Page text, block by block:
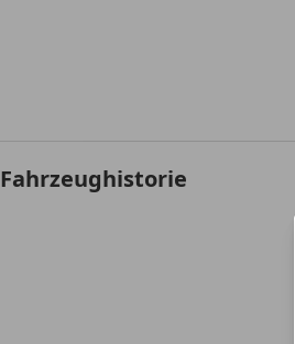
Fahrzeughistorie